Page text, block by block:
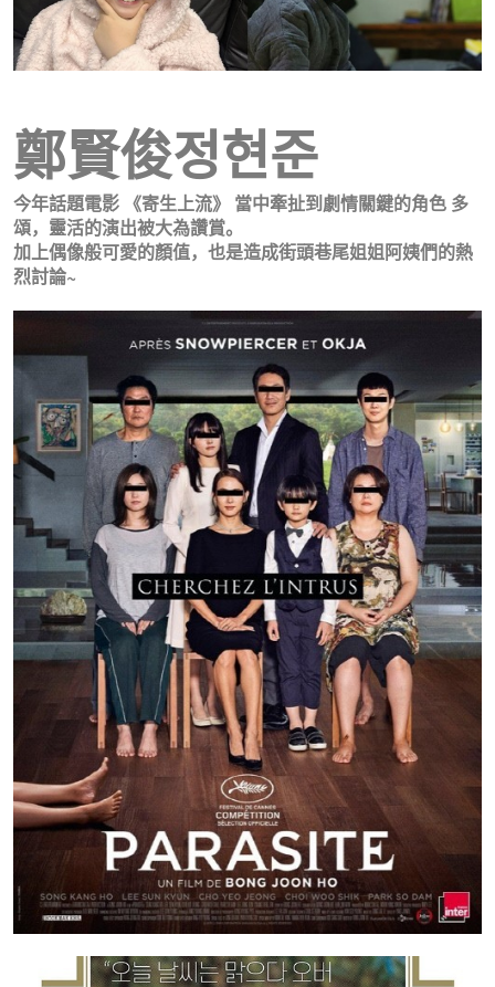
鄭賢俊정현준
今年話題電影 《寄生上流》 當中牽扯到劇情關鍵的角色 多
頌，靈活的演出被大為讚賞。
加上偶像般可愛的顏值，也是造成街頭巷尾姐姐阿姨們的熱
烈討論~